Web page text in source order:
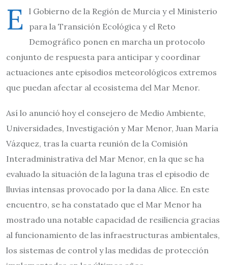
E
l Gobierno de la Región de Murcia y el Ministerio
para la Transición Ecológica y el Reto
Demográfico ponen en marcha un protocolo
conjunto de respuesta para anticipar y coordinar
actuaciones ante episodios meteorológicos extremos
que puedan afectar al ecosistema del Mar Menor.
Así lo anunció hoy el consejero de Medio Ambiente,
Universidades, Investigación y Mar Menor, Juan María
Vázquez, tras la cuarta reunión de la Comisión
Interadministrativa del Mar Menor, en la que se ha
evaluado la situación de la laguna tras el episodio de
lluvias intensas provocado por la dana Alice. En este
encuentro, se ha constatado que el Mar Menor ha
mostrado una notable capacidad de resiliencia gracias
al funcionamiento de las infraestructuras ambientales,
los sistemas de control y las medidas de protección